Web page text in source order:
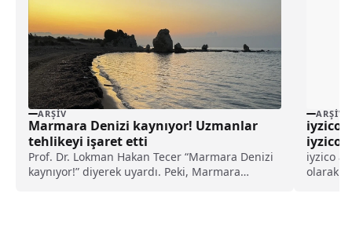
ARŞIV
Marmara Denizi kaynıyor! Uzmanlar
tehlikeyi işaret etti
Prof. Dr. Lokman Hakan Tecer “Marmara Denizi
kaynıyor!” diyerek uyardı. Peki, Marmara
ARŞIV
iyzico
iyzico
olarak